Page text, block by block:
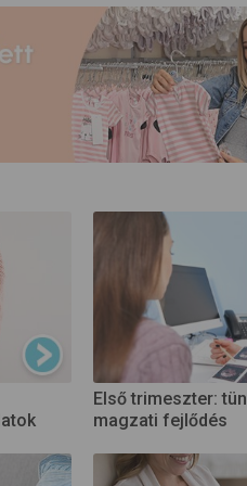
Első trimeszter:
magzati fejlődés